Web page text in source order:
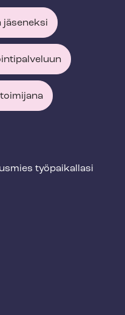
jäseneksi
työpaikallasi